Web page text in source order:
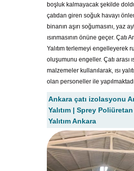
boşluk kalmayacak şekilde
çatıdan giren soğuk havayı
binanın aşırı soğumasını, yaz
ısınmasının önüne geçer. Çatı
Yalıtım terlemeyi engelleyerek
oluşumunu engeller. Çatı arası
malzemeler kullanılarak, ısı
olan personeller ile
Ankara çatı izolasyonu
Yalıtım | Sprey
Yalıtım Ankara